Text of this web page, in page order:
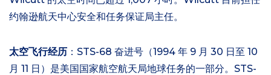
约翰逊航天中心安全和任务保证局主任。
太空飞行经历 ：STS-68 奋进号（1994 年 9 月 30 日至 10
月 11 日）是美国国家航空航天局地球任务的一部分。STS-